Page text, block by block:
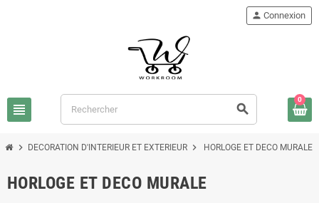
view_headline search
person Connexion
0
chevron_right DECORATION D'INTERIEUR ET EXTERIEUR chevron_right HORLOGE ET DECO MURALE
HORLOGE ET DECO MURALE